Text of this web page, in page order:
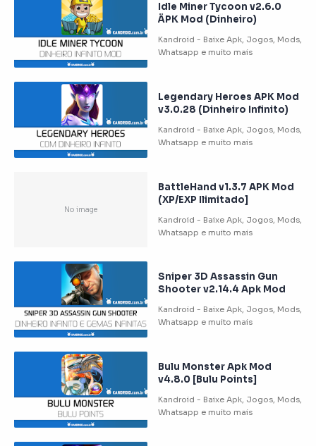
Idle Miner Tycoon v2.6.0
ÄPK Mod (Dinheiro)
Legendary Heroes APK Mod
v3.0.28 (Dinheiro Infinito)
BattleHand v1.3.7 APK Mod
(XP/EXP Ilimitado]
Sniper 3D Assassin Gun
Shooter v2.14.4 Apk Mod
Bulu Monster Apk Mod
v4.8.0 [Bulu Points]